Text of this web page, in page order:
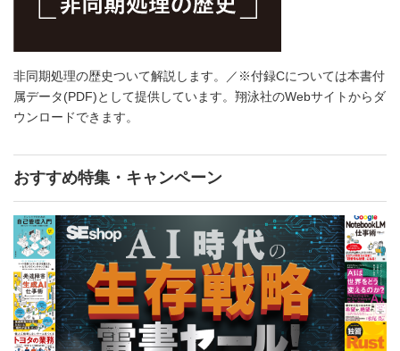
非同期処理の歴史ついて解説します。／※付録Cについては本書付
属データ(PDF)として提供しています。翔泳社のWebサイトからダ
ウンロードできます。
おすすめ特集・キャンペーン